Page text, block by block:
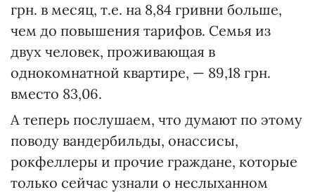
грн. в месяц, т.е. на 8,84 гривни больше,
чем до повышения тарифов. Семья из
двух человек, проживающая в
однокомнатной квартире, — 89,18 грн.
вместо 83,06.
А теперь послушаем, что думают по этому
поводу вандербильды, онассисы,
рокфеллеры и прочие граждане, которые
только сейчас узнали о неслыханном